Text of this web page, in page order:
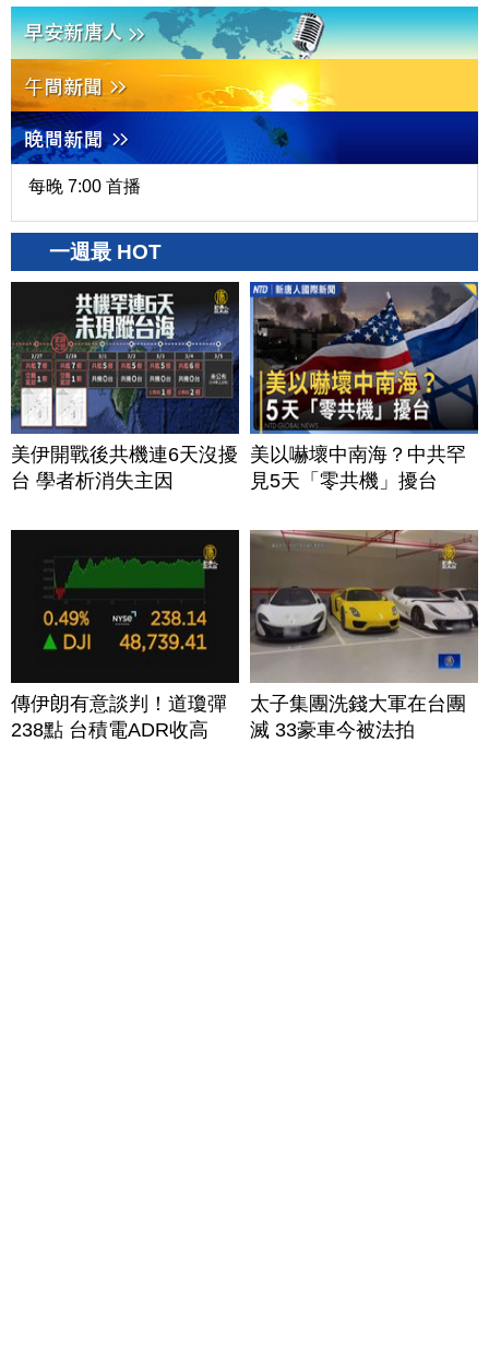
每晚 7:00 首播
一週最 HOT
美伊開戰後共機連6天沒擾
台 學者析消失主因
美以嚇壞中南海？中共罕
見5天「零共機」擾台
傳伊朗有意談判！道瓊彈
238點 台積電ADR收高
太子集團洗錢大軍在台團
滅 33豪車今被法拍